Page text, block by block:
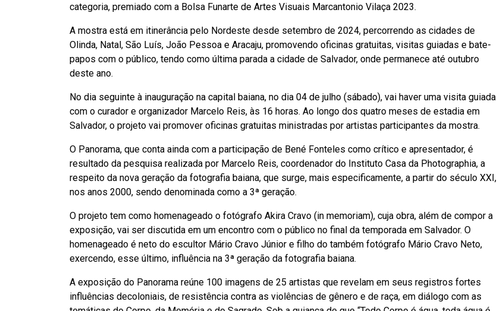
categoria, premiado com a Bolsa Funarte de Artes Visuais Marcantonio Vilaça 2023.
A mostra está em itinerância pelo Nordeste desde setembro de 2024, percorrendo as cidades de
Olinda, Natal, São Luís, João Pessoa e Aracaju, promovendo oficinas gratuitas, visitas guiadas e bate-
papos com o público, tendo como última parada a cidade de Salvador, onde permanece até outubro
deste ano.
No dia seguinte à inauguração na capital baiana, no dia 04 de julho (sábado), vai haver uma visita guiada
com o curador e organizador Marcelo Reis, às 16 horas. Ao longo dos quatro meses de estadia em
Salvador, o projeto vai promover oficinas gratuitas ministradas por artistas participantes da mostra.
O Panorama, que conta ainda com a participação de Bené Fonteles como crítico e apresentador, é
resultado da pesquisa realizada por Marcelo Reis, coordenador do Instituto Casa da Photographia, a
respeito da nova geração da fotografia baiana, que surge, mais especificamente, a partir do século XXI,
nos anos 2000, sendo denominada como a 3ª geração.
O projeto tem como homenageado o fotógrafo Akira Cravo (in memoriam), cuja obra, além de compor a
exposição, vai ser discutida em um encontro com o público no final da temporada em Salvador. O
homenageado é neto do escultor Mário Cravo Júnior e filho do também fotógrafo Mário Cravo Neto,
exercendo, esse último, influência na 3ª geração da fotografia baiana.
A exposição do Panorama reúne 100 imagens de 25 artistas que revelam em seus registros fortes
influências decoloniais, de resistência contra as violências de gênero e de raça, em diálogo com as